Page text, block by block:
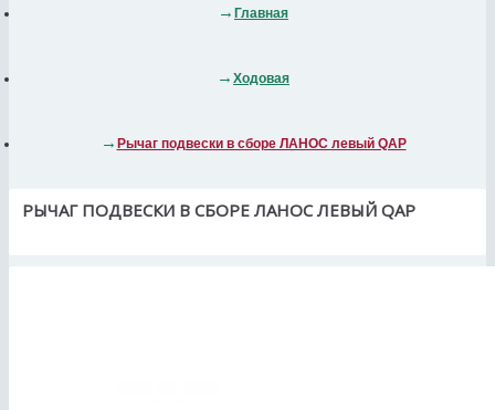
Главная
Ходовая
Рычаг подвески в сборе ЛАНОС левый QAP
РЫЧАГ ПОДВЕСКИ В СБОРЕ ЛАНОС ЛЕВЫЙ QAP